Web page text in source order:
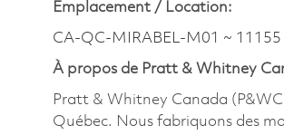
Emplacement / Location:
CA-QC-MIRABEL-M01 ~
À propos de Pratt & Whitney
Pratt & Whitney Canada
Québec. Nous fabriquons des